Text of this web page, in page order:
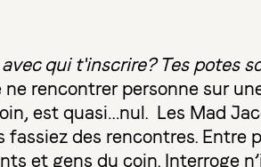
qui t'inscrire? Tes potes
ne rencontrer personne sur
est quasi…nul. Les Mad
fassiez des rencontres.
et gens du coin. Interroge